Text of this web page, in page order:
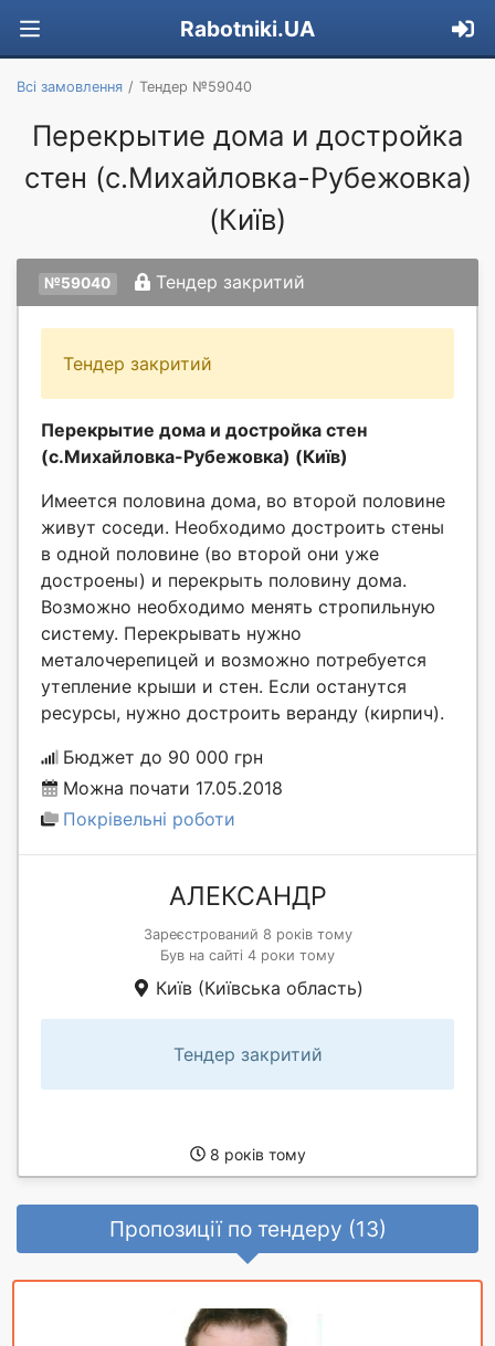
Rabotniki.UA
Всі замовлення Тендер №59040
Перекрытие дома и достройка
стен (с.Михайловка-Рубежовка)
(Київ)
№59040 Тендер закритий
Тендер закритий
Перекрытие дома и достройка стен
(с.Михайловка-Рубежовка) (Київ)
Имеется половина дома, во второй половине
живут соседи. Необходимо достроить стены
в одной половине (во второй они уже
достроены) и перекрыть половину дома.
Возможно необходимо менять стропильную
систему. Перекрывать нужно
металочерепицей и возможно потребуется
утепление крыши и стен. Если останутся
ресурсы, нужно достроить веранду (кирпич).
Бюджет до 90 000 грн
Можна почати 17.05.2018
Покрівельні роботи
АЛЕКСАНДР
Зареєстрований 8 років тому
Був на сайті 4 роки тому
Київ (Київська область)
Тендер закритий
8 років тому
Пропозиції по тендеру (13)